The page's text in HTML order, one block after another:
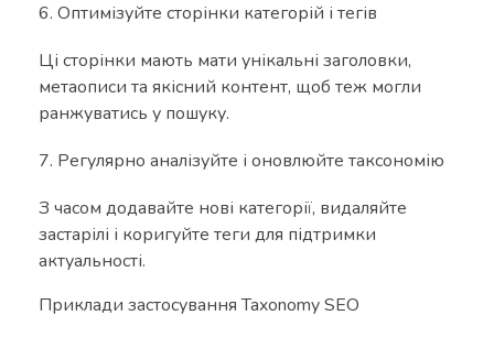
Оптимізуйте сторінки категорій і тегів
Ці сторінки мають мати унікальні заголовки,
метаописи та якісний контент, щоб теж могли
ранжуватись у пошуку.
Регулярно аналізуйте і оновлюйте таксономію
З часом додавайте нові категорії, видаляйте
застарілі і коригуйте теги для підтримки
актуальності.
Приклади застосування Taxonomy SEO